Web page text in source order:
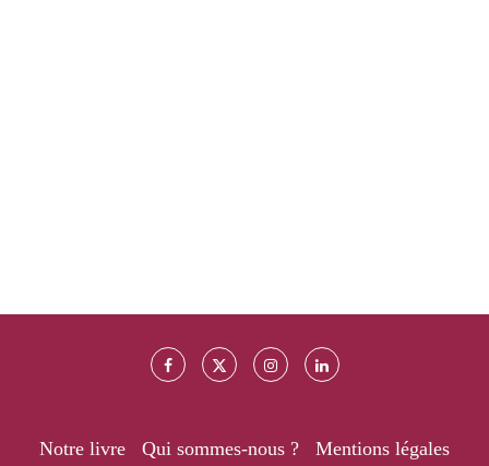
Notre livre Qui sommes-nous ?
Mentions légales